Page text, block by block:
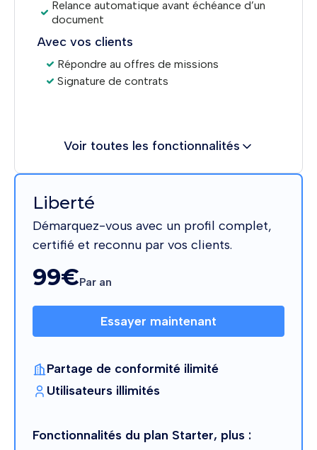
Relance automatique avant échéance d’un
document
Avec vos clients
Répondre au offres de missions
Signature de contrats
Voir toutes les fonctionnalités
Liberté
Démarquez-vous avec un profil complet,
certifié et reconnu par vos clients.
99€Par an
Essayer maintenant
Partage de conformité ilimité
Utilisateurs illimités
Fonctionnalités du plan Starter, plus :